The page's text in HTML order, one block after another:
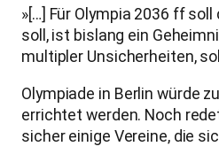
»[…] Für Olympia 2036 ff
soll, ist bislang ein
multipler Unsicherheiten,
Olympiade in Berlin würde
errichtet werden. Noch
sicher einige Vereine, die